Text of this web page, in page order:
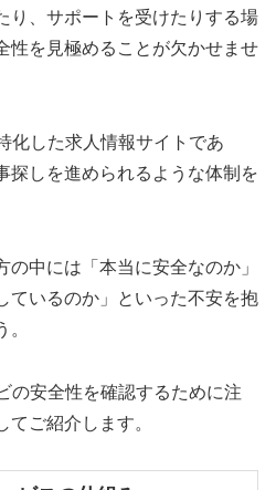
り、サポートを受けたりする場
性を見極めることが欠かせませ
化した求人情報サイトであ
探しを進められるような体制を
の中には「本当に安全なのか」
ているのか」といった不安を抱
の安全性を確認するために注
てご紹介します。